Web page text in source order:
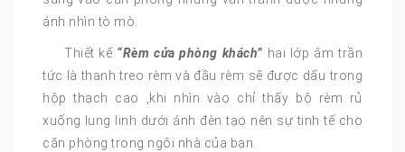
ánh nhìn tò mò.
Thiết kế “Rèm cửa phòng khách” hai lớp âm trần
tức là thanh treo rèm và đầu rèm sẽ được dấu trong
hộp thạch cao ,khi nhìn vào chỉ thấy bộ rèm rủ
xuống lung linh dưới ánh đèn tạo nên sự tinh tế cho
căn phòng trong ngôi nhà của bạn.